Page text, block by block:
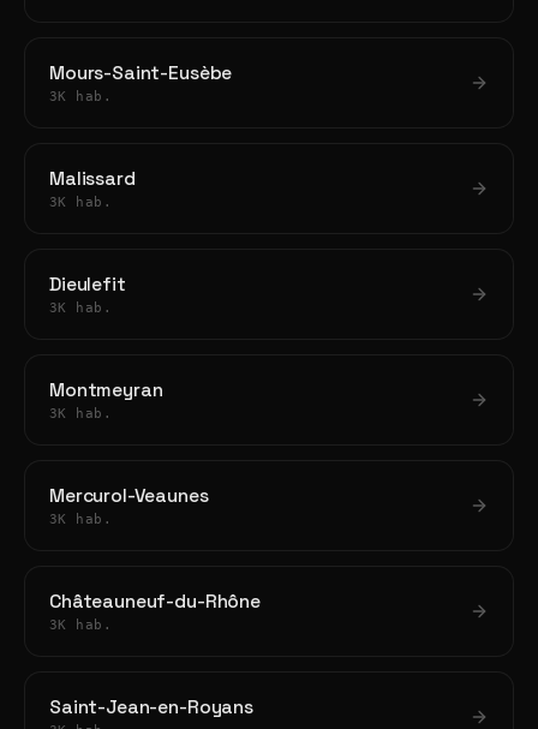
Mours-Saint-Eusèbe
3K hab.
Malissard
3K hab.
Dieulefit
3K hab.
Montmeyran
3K hab.
Mercurol-Veaunes
3K hab.
Châteauneuf-du-Rhône
3K hab.
Saint-Jean-en-Royans